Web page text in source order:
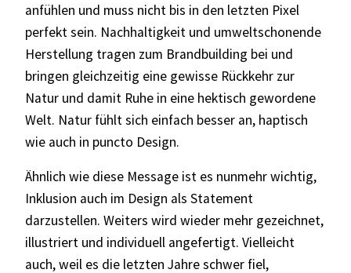
anfühlen und muss nicht bis in den letzten Pixel
perfekt sein. Nachhaltigkeit und umweltschonende
Herstellung tragen zum Brandbuilding bei und
bringen gleichzeitig eine gewisse Rückkehr zur
Natur und damit Ruhe in eine hektisch gewordene
Welt. Natur fühlt sich einfach besser an, haptisch
wie auch in puncto Design.
Ähnlich wie diese Message ist es nunmehr wichtig,
Inklusion auch im Design als Statement
darzustellen. Weiters wird wieder mehr gezeichnet,
illustriert und individuell angefertigt. Vielleicht
auch, weil es die letzten Jahre schwer fiel,